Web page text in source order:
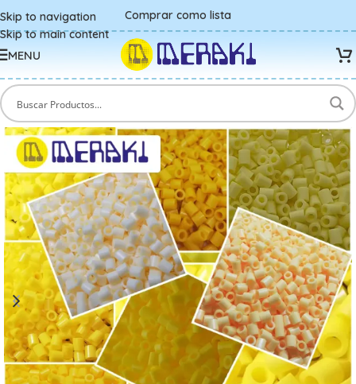
Skip to navigation
Skip to main content
Comprar como lista
MENU